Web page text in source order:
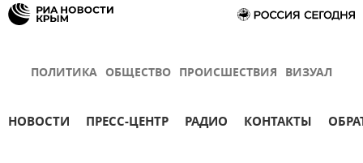
ПОЛИТИКА ОБЩЕСТВО ПРОИСШЕСТВИЯ ВИЗУАЛ
НОВОСТИ ПРЕСС-ЦЕНТР РАДИО КОНТАКТЫ